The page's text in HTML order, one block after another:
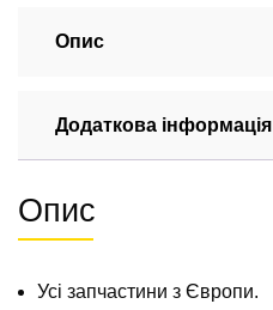
Мерседес
2018
2.2
(OM
651)
кількість
Опис
Додаткова інформація
Опис
Усі запчастини з Європи.